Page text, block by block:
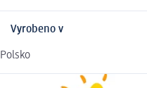
Vyrobeno v
Polsko